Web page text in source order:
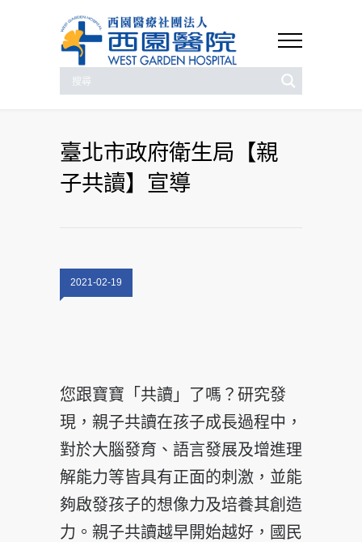
臺北市政府衛生局【親
子共讀】宣導
2021-02-19
您跟寶寶「共讀」了嗎？研究發
現，親子共讀在孩子成長過程中，
對於大腦發育、語言發展及增進理
解能力等皆具有正面的刺激，並能
夠啟發孩子的想像力及培養其創造
力。親子共讀越早開始越好，國民